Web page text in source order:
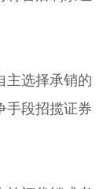
主选择承销的
手段招揽证券